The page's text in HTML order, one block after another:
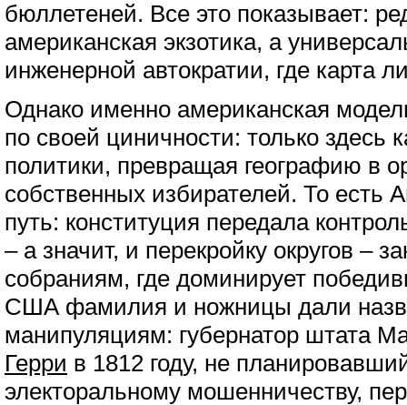
бюллетеней. Все это показывает:
американская экзотика, а
инженерной автократии, где карта
Однако именно американская
по своей циничности: только здесь
политики, превращая географию в
собственных избирателей. То есть
путь: конституция передала
– а значит, и перекройку округов –
собраниям, где доминирует
США фамилия и ножницы дали
манипуляциям: губернатор штата
Герри в 1812 году, не
электоральному мошенничеству,